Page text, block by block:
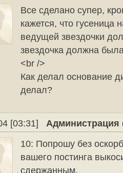
Все сделано супер,
кажется, что гусеница
ведущей звездочки
звездочка должна
<br />
Как делал основание
делал?
[03:31]
Администрация
10: Попрошу без
вашего постинга
сдержанным.